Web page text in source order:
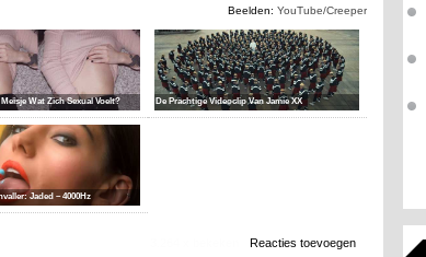
Beelden: YouTube/Creeper
Wat Zich Sexual Voelt? De Prachtige Videoclip Van Jamie XX
Jaded – 4000Hz
Reacties toevoegen